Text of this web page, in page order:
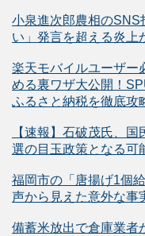
小泉進次郎農相のSNS
い」発言を超える炎上
楽天モバイルユーザー
める裏ワザ大公開！
ふるさと納税を徹底攻
【速報】石破茂氏、
選の目玉政策となる可
福岡市の「唐揚げ1個
声から見えた意外な事
備蓄米放出で倉庫業者